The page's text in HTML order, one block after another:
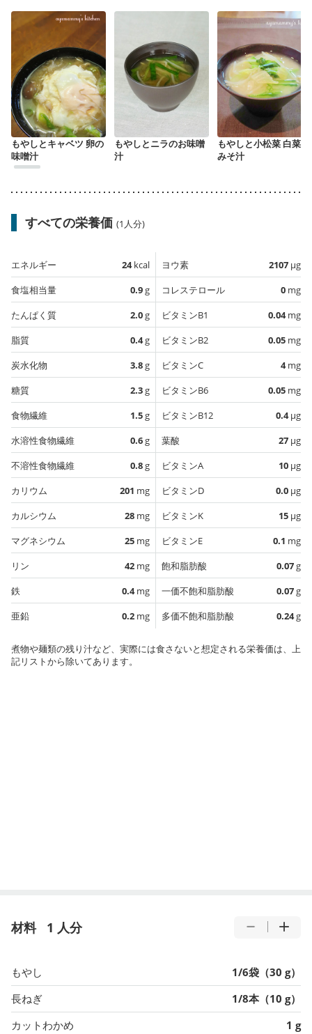
もやしとキャベツ 卵の
味噌汁
もやしとニラのお味噌
汁
もやしと小松菜 白菜の
みそ汁
すべての栄養価 (1人分)
エネルギー 24kcal
食塩相当量
0.9g
たんぱく質
2.0g
脂質
0.4g
炭水化物
3.8g
糖質
2.3g
食物繊維
1.5g
水溶性食物繊維
0.6g
不溶性食物繊維
0.8g
カリウム
201 mg
カルシウム
28 mg
マグネシウム
25 mg
リン
42 mg
鉄
0.4mg
亜鉛
0.2 mg
ヨウ素 2107 µg
コレステロール
0 mg
ビタミンB1
0.04mg
ビタミンB2
0.05 mg
ビタミンC
4mg
ビタミンB6
0.05 mg
ビタミンB12
0.4µg
葉酸
27 µg
ビタミンA
10 µg
ビタミンD
0.0 µg
ビタミンK
15 µg
ビタミンE
0.1 mg
飽和脂肪酸
0.07g
一価不飽和脂肪酸
0.07g
多価不飽和脂肪酸
0.24g
煮物や麺類の残り汁など、実際には食さないと想定される栄養価は、上
記リストから除いてあります。
材料 1 人分
もやし
1/6袋（30 g）
長ねぎ
1/8本（10 g）
カットわかめ
1 g